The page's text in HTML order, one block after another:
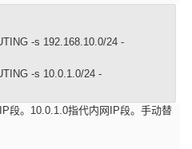
-s 192.168.10.0/24 -
-s 10.0.1.0/24 -
段。10.0.1.0指代内网IP段。手动替